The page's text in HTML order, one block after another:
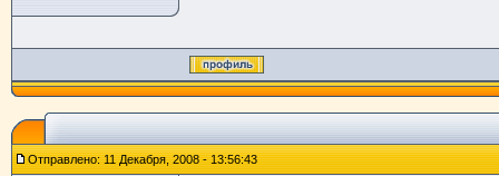
Отправлено: 11 Декабря, 2008 - 13:56:43